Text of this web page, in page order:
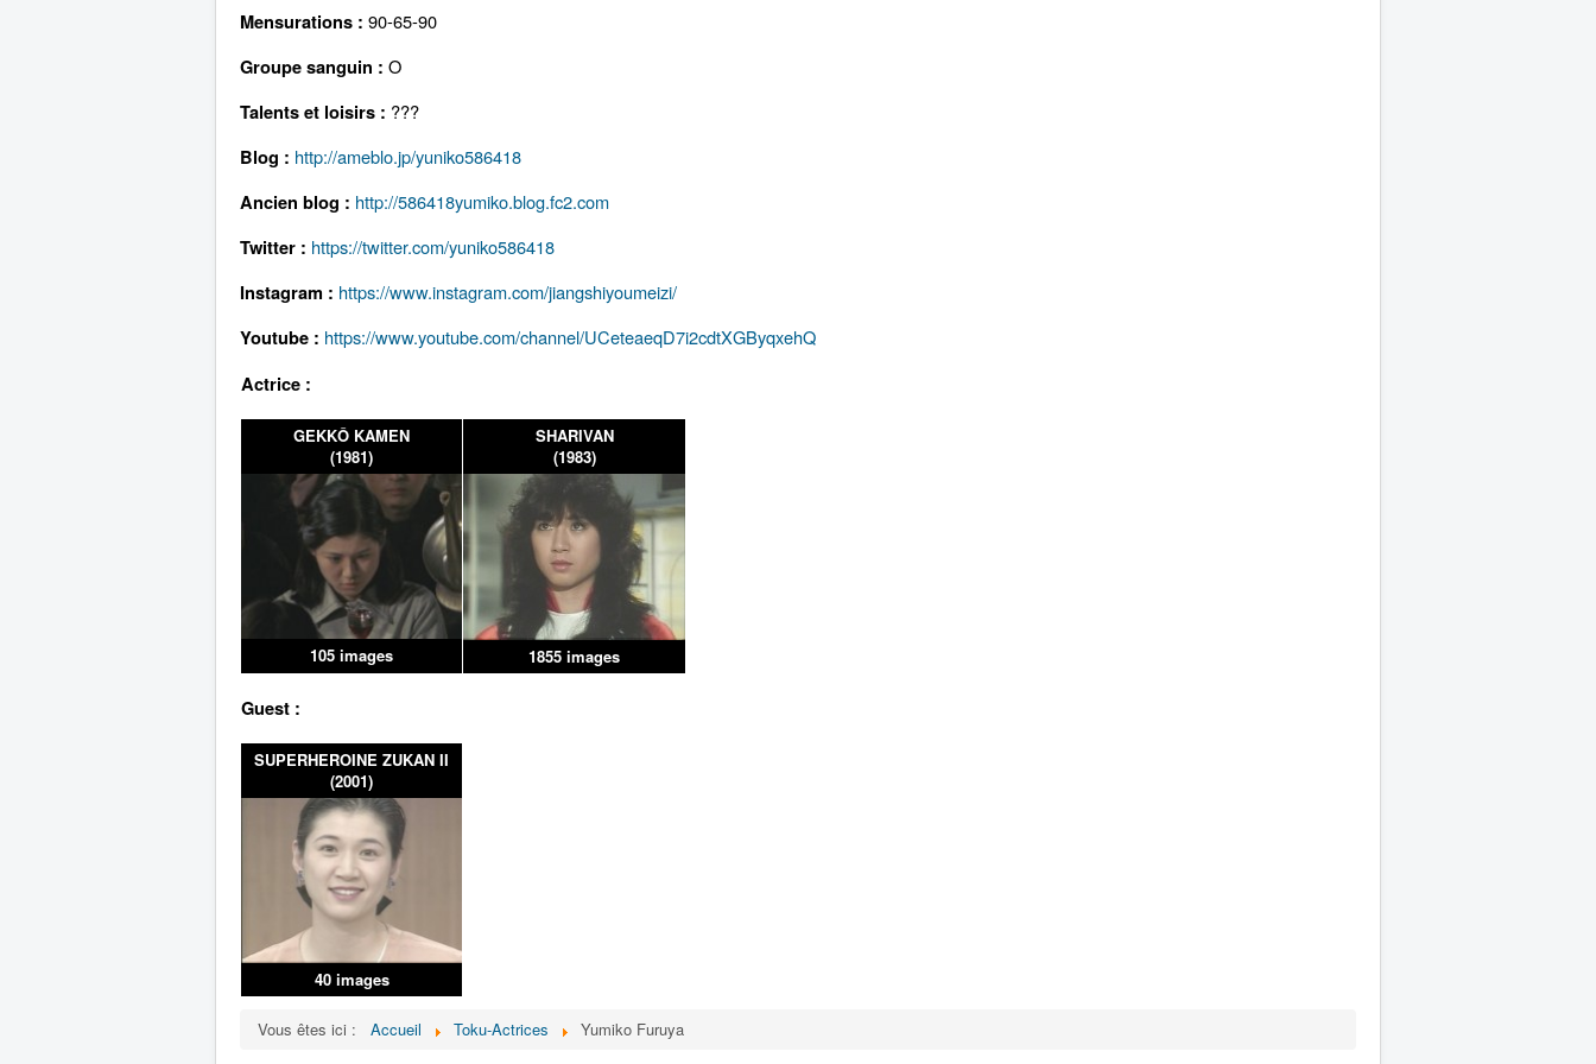
Mensurations : 90-65-90
Groupe sanguin : O
Talents et loisirs : ???
Blog : http://ameblo.jp/yuniko586418
Ancien blog : http://586418yumiko.blog.fc2.com
Twitter : https://twitter.com/yuniko586418
Instagram : https://www.instagram.com/jiangshiyoumeizi/
Youtube : https://www.youtube.com/channel/UCeteaeqD7i2cdtXGByqxehQ
Actrice :
GEKKÔ KAMEN
(1981)
105 images
SHARIVAN
(1983)
1855 images
Guest :
SUPERHEROINE ZUKAN II
(2001)
40 images
Vous êtes ici : Accueil Toku-Actrices Yumiko Furuya